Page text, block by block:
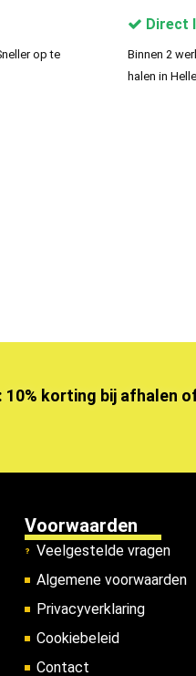
op te
Direct
Binnen 2
halen in
10% korting bij afhalen
Voorwaarden
Veelgestelde vragen
Algemene voorwaarden
Privacyverklaring
Cookiebeleid
Contact